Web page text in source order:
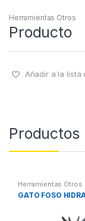
Herramientas Otros
Producto
Añadir a la lista
Productos
Herramientas Otros
GATO FOSO